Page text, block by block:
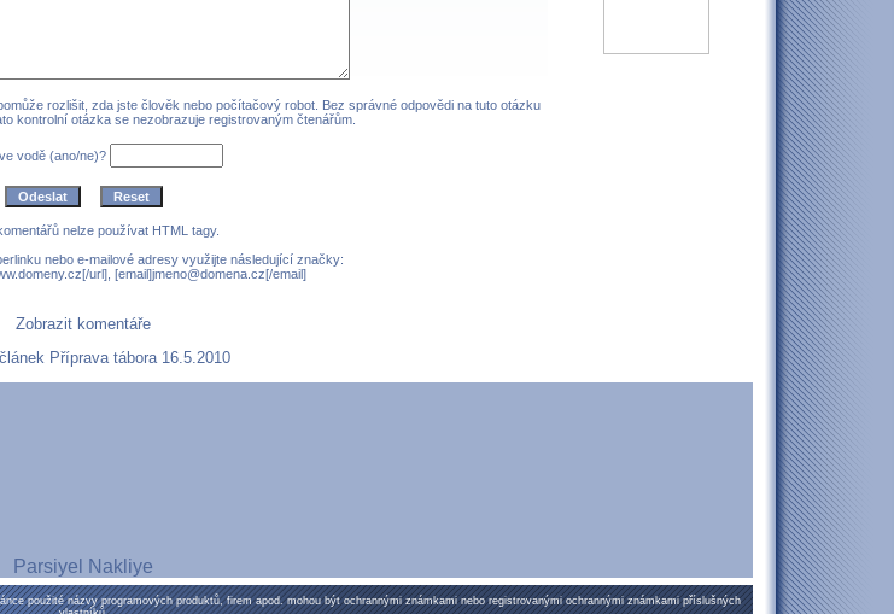
rozlišit, zda jste člověk nebo počítačový robot. Bez správné odpovědi na tuto otázku
kontrolní otázka se nezobrazuje registrovaným čtenářům.
vodě (ano/ne)?
nelze používat HTML tagy.
nebo e-mailové adresy využijte následující značky:
url], [email]jmeno@domena.cz[/email]
Zobrazit komentáře
Příprava tábora 16.5.2010
Parsiyel Nakliye
použité názvy programových produktů, firem apod. mohou být ochrannými známkami nebo registrovanými ochrannými známkami příslušných